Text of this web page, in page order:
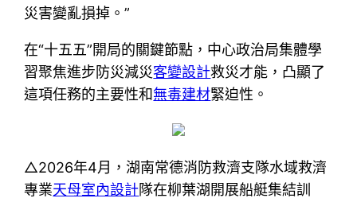
災害變亂損掉。”
在“十五五”開局的關鍵節點，中心政治局集體學
習聚焦進步防災減災客變設計救災才能，凸顯了
這項任務的主要性和無毒建材緊迫性。
△2026年4月，湖南常德消防救濟支隊水域救濟
專業天母室內設計隊在柳葉湖開展船艇集結訓